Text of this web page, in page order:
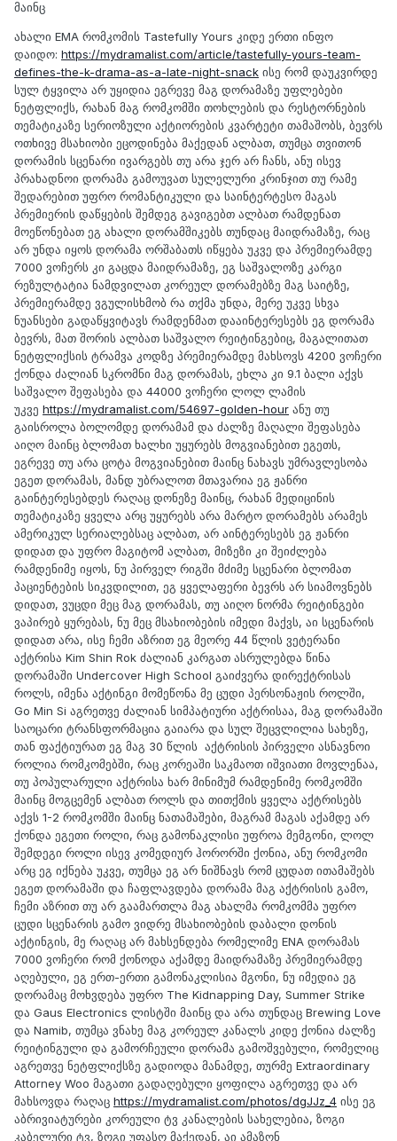
მაინც
ახალი EMA რომკომის Tastefully Yours კიდე ერთი ინფო
დაიდო: https://mydramalist.com/article/tastefully-yours-team-
defines-the-k-drama-as-a-late-night-snack ისე რომ დაუკვირდე
სულ ტყვილა არ უყიდია ეგრევე მაგ დორამაზე უფლებები
ნეტფლიქს, რახან მაგ რომკომში თოხლების და რესტორნების
თემატიკაზე სერიოზული აქტიორების კვარტეტი თამაშობს, ბევრს
ოთხივე მსახიობი ეცოდინება მაქედან ალბათ, თუმცა თვითონ
დორამის სცენარი ივარგებს თუ არა ჯერ არ ჩანს, ანუ ისევ
პრახადნოი დორამა გამოუვათ სულელური კრინჯით თუ რამე
შედარებით უფრო რომანტიკული და საინტერტესო მაგას
პრემიერის დაწყების შემდეგ გავიგებთ ალბათ რამდენათ
მოეწონებათ ეგ ახალი დორამშიკებს თუნდაც მაიდრამაზე, რაც
არ უნდა იყოს დორამა ორშაბათს იწყება უკვე და პრემიერამდე
7000 ვოჩერს კი გაცდა მაიდრამაზე, ეგ საშვალოზე კარგი
რეზულტატია ნამდვილათ კორეულ დორამებზე მაგ საიტზე,
პრემიერამდე ვგულისხმობ რა თქმა უნდა, მერე უკვე სხვა
ნუანსები გადაწყვიტავს რამდენმათ დააინტერესებს ეგ დორამა
ბევრს, მათ შორის ალბათ საშვალო რეიტინგებიც, მაგალითათ
ნეტფლიქსის ტრამვა კოდზე პრემიერამდე მახსოვს 4200 ვოჩერი
ქონდა ძალიან სკრომნი მაგ დორამას, ეხლა კი 9.1 ბალი აქვს
საშვალო შეფასება და 44000 ვოჩერი ლოლ ლამის
უკვე https://mydramalist.com/54697-golden-hour ანუ თუ
გაისროლა ბოლომდე დორამამ და ძალზე მაღალი შეფასება
აიღო მაინც ბლომათ ხალხი უყურებს მოგვიანებით ეგეთს,
ეგრევე თუ არა ცოტა მოგვიანებით მაინც ნახავს უმრავლესობა
ეგეთ დორამას, მანდ უბრალოთ მთავარია ეგ ჟანრი
გაინტერესებდეს რაღაც დონეზე მაინც, რახან მედიცინის
თემატიკაზე ყველა არც უყურებს არა მარტო დორამებს არამეს
ამერიკულ სერიალებსაც ალბათ, არ აინტერესებს ეგ ჟანრი
დიდათ და უფრო მაგიტომ ალბათ, მიზეზი კი შეიძლება
რამდენიმე იყოს, ნუ პირველ რიგში მძიმე სცენარი ბლომათ
პაციენტების სიკვდილით, ეგ ყველაფერი ბევრს არ სიამოვნებს
დიდათ, ვუცდი მეც მაგ დორამას, თუ აიღო ნორმა რეიტინგები
ვაპირებ ყურებას, ნუ მეც მსახიობების იმედი მაქვს, აი სცენარის
დიდათ არა, ისე ჩემი აზრით ეგ მეორე 44 წლის ვეტერანი
აქტრისა Kim Shin Rok ძალიან კარგათ ასრულებდა წინა
დორამაში Undercover High School გაიძვერა დირექტრისას
როლს, იმენა აქტინგი მომეწონა მე ცუდი პერსონაჟის როლში,
Go Min Si აგრეთვე ძალიან სიმპატიური აქტრისაა, მაგ დორამაში
საოცარი ტრანსფორმაცია გაიარა და სულ შეცვლილია სახეზე,
თან ფაქტიურათ ეგ მაგ 30 წლის აქტრისის პირველი ასნავნოი
როლია რომკომებში, რაც კორეაში საკმაოთ იშვიათი მოვლენაა,
თუ პოპულარული აქტრისა ხარ მინიმუმ რამდენიმე რომკომში
მაინც მოგცემენ ალბათ როლს და თითქმის ყველა აქტრისებს
აქვს 1-2 რომკომში მაინც ნათამაშები, მაგრამ მაგას აქამდე არ
ქონდა ეგეთი როლი, რაც გამონაკლისი უფროა მემგონი, ლოლ
შემდეგი როლი ისევ კომედიურ ჰორორში ქონია, ანუ რომკომი
არც ეგ იქნება უკვე, თუმცა ეგ არ ნიშნავს რომ ცუდათ ითამაშებს
ეგეთ დორამაში და ჩაფლავდება დორამა მაგ აქტრისის გამო,
ჩემი აზრით თუ არ გაამართლა მაგ ახალმა რომკომმა უფრო
ცუდი სცენარის გამო ვიდრე მსახიობების დაბალი დონის
აქტინგის, მე რაღაც არ მახსენდება რომელიმე ENA დორამას
7000 ვოჩერი რომ ქონოდა აქამდე მაიდრამაზე პრემიერამდე
აღებული, ეგ ერთ-ერთი გამონაკლისია მგონი, ნუ იმედია ეგ
დორამაც მოხვდება უფრო The Kidnapping Day, Summer Strike
და Gaus Electronics ლისტში მაინც და არა თუნდაც Brewing Love
და Namib, თუმცა ვნახე მაგ კორეულ კანალს კიდე ქონია ძალზე
რეიტინგული და გამორჩეული დორამა გამოშვებული, რომელიც
აგრეთვე ნეტფლიქსზე გადიოდა მანამდე, თურმე Extraordinary
Attorney Woo მაგათი გადაღებული ყოფილა აგრეთვე და არ
მახსოვდა რაღაც https://mydramalist.com/photos/dgJJz_4 ისე ეგ
აბრივიატურები კორეული ტვ კანალების სახელებია, ზოგი
კაბელური ტვ, ზოგი უფასო მაქედან, აი ამაზონ